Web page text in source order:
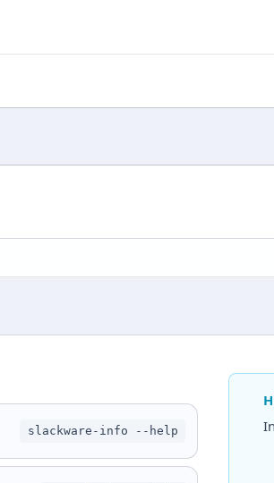
slackware-info --help